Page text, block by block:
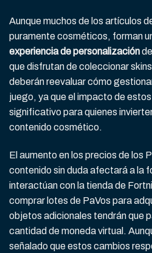
Aunque muchos de los artículos
puramente cosméticos, forman
experiencia de personalización
que disfrutan de coleccionar
deberán reevaluar cómo
juego, ya que el impacto de
significativo para quienes
contenido cosmético.
El aumento en los precios de los
contenido sin duda afectará a la
interactúan con la tienda de
comprar lotes de PaVos para
objetos adicionales tendrán que
cantidad de moneda virtual.
señalado que estos cambios